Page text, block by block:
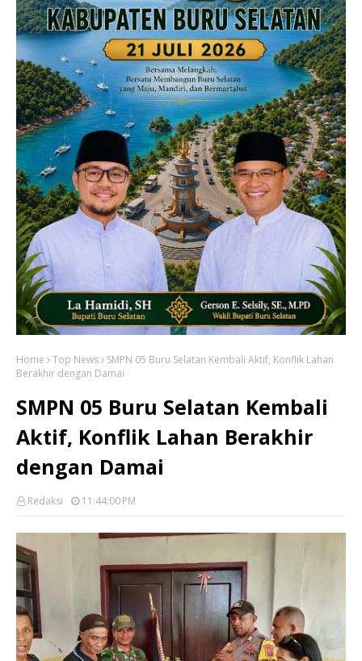
Home Top News
SMPN 05 Buru Selatan Kembali Aktif, Konflik Lahan
Berakhir dengan Damai
SMPN 05 Buru Selatan Kembali
Aktif, Konflik Lahan Berakhir
dengan Damai
Redaksi 11:44:00 PM